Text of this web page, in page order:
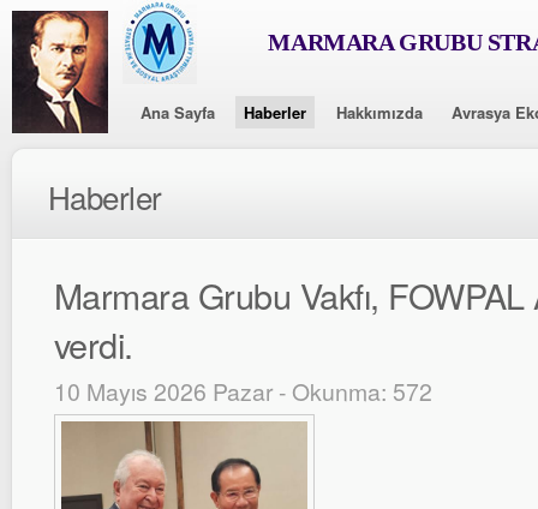
MARMARA GRUBU
Ana Sayfa Haberler Hakkımızda Avrasya
Haberler
Marmara Grubu Vakfı,
verdi.
10 Mayıs 2026 Pazar - Okunma: 572